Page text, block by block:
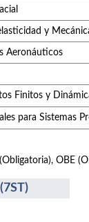
y
Aeronáuticos
Finitos y
para Sistemas
OBE